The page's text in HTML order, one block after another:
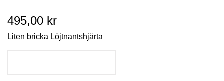
495,00 kr
Liten bricka Löjtnantshjärta